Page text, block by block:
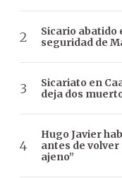
Sicario abatido
seguridad de
Sicariato en
deja dos
Hugo Javier
antes de
ajeno”